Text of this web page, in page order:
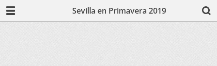
Sevilla en Primavera 2019